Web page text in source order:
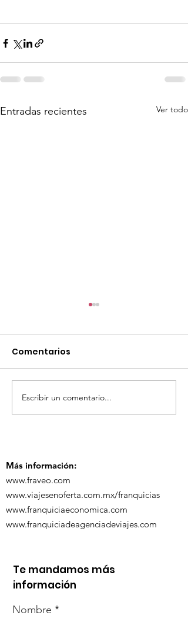
Entradas recientes Ver todo
¡Acapulco y Guerrero
se Visten de Fiesta!
Comentarios
Escribir un comentario...
Más información:
www.fraveo.com
www.viajesenoferta.com.mx/franquicias
www.franquiciaeconomica.com
www.franquiciadeagenciadeviajes.com
Te mandamos más
información
Nombre